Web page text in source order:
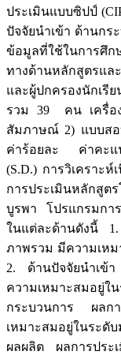
ประเมินแบบซิปป์
ปัจจัยนำเข้า ด้านกร
ข้อมูลที่ใช้ในการศึ
ทางด้านหลักสูตรแล
และผู้ปกครองนักเ
รวม 39 คน เครื่อ
สัมภาษณ์ 2) แบบสอ
ค่าร้อยละ ค่าคะแ
(S.D.) การวิเคราะห์
การประเมินหลักสูต
บูรพา โปรแกรมกา
ในแต่ละด้านดังนี้
ภาพรวม มีความเหม
2. ด้านปัจจัยนำเข้
ความเหมาะสมอยู่ใ
กระบวนการ ผลก
เหมาะสมอยู่ในระดั
ผลผลิต ผลการประ